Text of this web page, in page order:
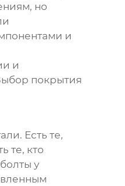
но
и
и
покрытия
. Есть те,
те, кто
у